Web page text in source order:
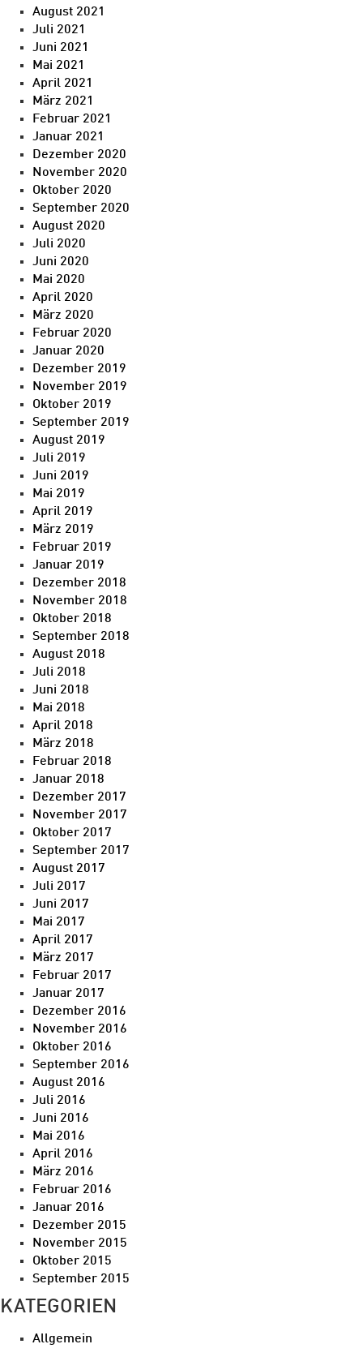
August 2021
Juli 2021
Juni 2021
Mai 2021
April 2021
März 2021
Februar 2021
Januar 2021
Dezember 2020
November 2020
Oktober 2020
September 2020
August 2020
Juli 2020
Juni 2020
Mai 2020
April 2020
März 2020
Februar 2020
Januar 2020
Dezember 2019
November 2019
Oktober 2019
September 2019
August 2019
Juli 2019
Juni 2019
Mai 2019
April 2019
März 2019
Februar 2019
Januar 2019
Dezember 2018
November 2018
Oktober 2018
September 2018
August 2018
Juli 2018
Juni 2018
Mai 2018
April 2018
März 2018
Februar 2018
Januar 2018
Dezember 2017
November 2017
Oktober 2017
September 2017
August 2017
Juli 2017
Juni 2017
Mai 2017
April 2017
März 2017
Februar 2017
Januar 2017
Dezember 2016
November 2016
Oktober 2016
September 2016
August 2016
Juli 2016
Juni 2016
Mai 2016
April 2016
März 2016
Februar 2016
Januar 2016
Dezember 2015
November 2015
Oktober 2015
September 2015
KATEGORIEN
Allgemein